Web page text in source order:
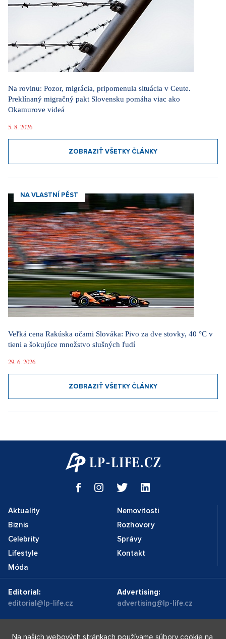
Na rovinu: Pozor, migrácia, pripomenula situácia v Ceute.
Preklínaný migračný pakt Slovensku pomáha viac ako
Okamurove videá
5. 8. 2026
ZOBRAZIŤ VŠETKY ČLÁNKY
NA VLASTNÍ PĚST
Veľká cena Rakúska očami Slováka: Pivo za dve stovky, 40 °C v
tieni a šokujúce množstvo slušných ľudí
29. 6. 2026
ZOBRAZIŤ VŠETKY ČLÁNKY
Aktuality
Biznis
Celebrity
Lifestyle
Móda
Nemovitosti
Rozhovory
Správy
Kontakt
Editorial:
editorial@lp-life.cz
Advertising:
advertising@lp-life.cz
Na našich webových stránkach používame súbory cookie na